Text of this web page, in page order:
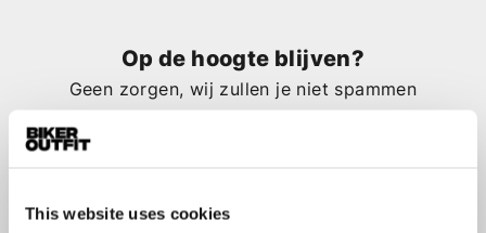
This website uses cookies
Op de hoogte blijven?
Geen zorgen, wij zullen je niet spammen